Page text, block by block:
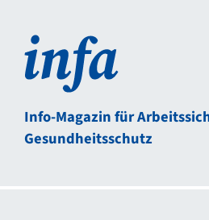
Info-Magazin für
Gesundheitsschutz